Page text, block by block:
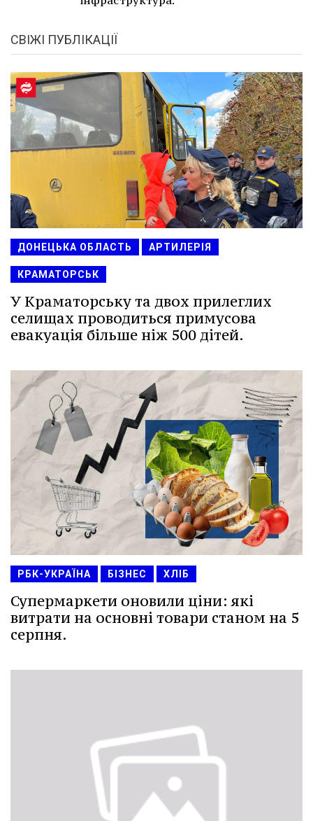
СВІЖІ ПУБЛІКАЦІЇ
ДОНЕЦЬКА ОБЛАСТЬ АРТИЛЕРІЯ
КРАМАТОРСЬК
У Краматорську та двох прилеглих
селищах проводиться примусова
евакуація більше ніж 500 дітей.
РБК-УКРАЇНА БІЗНЕС ХЛІБ
Супермаркети оновили ціни: які
витрати на основні товари станом на 5
серпня.